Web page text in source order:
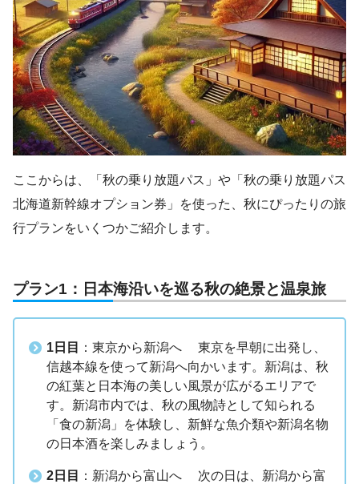
ここからは、「秋の乗り放題パス」や「秋の乗り放題パス
北海道新幹線オプション券」を使った、秋にぴったりの旅
行プランをいくつかご紹介します。
プラン1：日本海沿いを巡る秋の絶景と温泉旅
1日目
：東京から新潟へ 東京を早朝に出発し、
信越本線を使って新潟へ向かいます。新潟は、秋
の紅葉と日本海の美しい風景が広がるエリアで
す。新潟市内では、秋の風物詩として知られる
「食の新潟」を体験し、新鮮な魚介類や新潟名物
の日本酒を楽しみましょう。
2日目
：新潟から富山へ 次の日は、新潟から富